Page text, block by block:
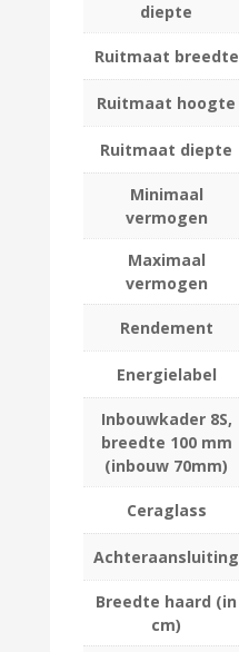
diepte
Ruitmaat breedte
Ruitmaat hoogte
Ruitmaat diepte
Minimaal
vermogen
Maximaal
vermogen
Rendement
Energielabel
Inbouwkader 8S,
breedte 100 mm
(inbouw 70mm)
Ceraglass
Achteraansluiting
Breedte haard (in
cm)